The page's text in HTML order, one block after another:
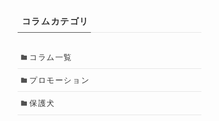
コラムカテゴリ
コラム一覧
プロモーション
保護犬